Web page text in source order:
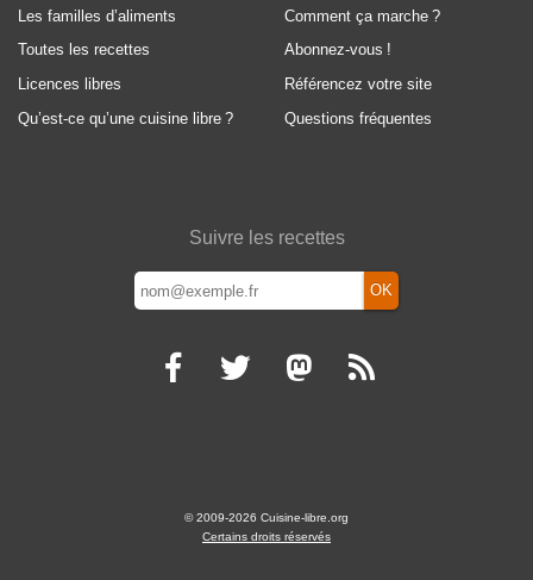
Les familles d’aliments
Toutes les recettes
Licences libres
Qu’est-ce qu’une cuisine libre ?
Comment ça marche ?
Abonnez-vous !
Référencez votre site
Questions fréquentes
Suivre les recettes
OK
© 2009-2026 Cuisine-libre.org
Certains droits réservés